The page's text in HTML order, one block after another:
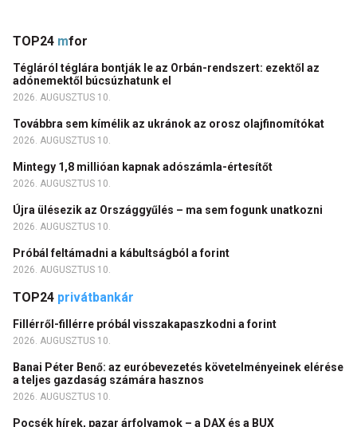
TOP24 mfor
Tégláról téglára bontják le az Orbán-rendszert: ezektől az
adónemektől búcsúzhatunk el
2026. AUGUSZTUS 10.
Továbbra sem kímélik az ukránok az orosz olajfinomítókat
2026. AUGUSZTUS 10.
Mintegy 1,8 millióan kapnak adószámla-értesítőt
2026. AUGUSZTUS 10.
Újra ülésezik az Országgyűlés – ma sem fogunk unatkozni
2026. AUGUSZTUS 10.
Próbál feltámadni a kábultságból a forint
2026. AUGUSZTUS 10.
TOP24 privátbankár
Fillérről-fillérre próbál visszakapaszkodni a forint
2026. AUGUSZTUS 10.
Banai Péter Benő: az euróbevezetés követelményeinek elérése
a teljes gazdaság számára hasznos
2026. AUGUSZTUS 10.
Pocsék hírek, pazar árfolyamok – a DAX és a BUX